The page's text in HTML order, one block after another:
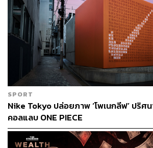
นอกจากนี้ สังคมอังกฤษยังกังวลว่า โซเชี
ปัญหาทางสุขภาพจิต และความเป็นอยู่ใน
เจเน็ตต์ ดิกสัน ประธานสถาบัน Academy
Colleges ระบุว่า อัลกอริทึมเป็นสิ่งอันตร
ถึงสื่อลามก มีความรุนแรง และเป็นอุปส
กิจกรรมอย่างอื่น เช่น ไม่เข้าสังคม ไม่ออ
เรียนรู้วิธีอยู่ร่วมกับเพื่อนคนอื่น
ส่วน นาโอมิ ลอตต์ ผู้ช่วยศาสตราจารย์ด้า
สิทธิเด็ก มหาวิทยาลัยเรดดิงชี้ว่า แม้จะยัง
ความเชื่อมโยงระหว่างสุขภาพจิตกับโซเ
SPORT
Nike Tokyo ปล่อยภาพ ‘โพเนกลีฟ’ ปริศ
คอลแลบ ONE PIECE